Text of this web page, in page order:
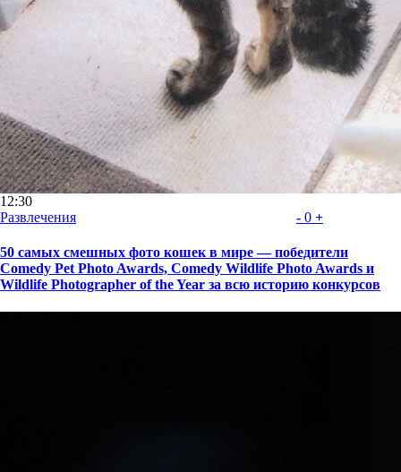
12:30
Развлечения
- 0 +
50 самых смешных фото кошек в мире — победители
Comedy Pet Photo Awards, Comedy Wildlife Photo Awards и
Wildlife Photographer of the Year за всю историю конкурсов